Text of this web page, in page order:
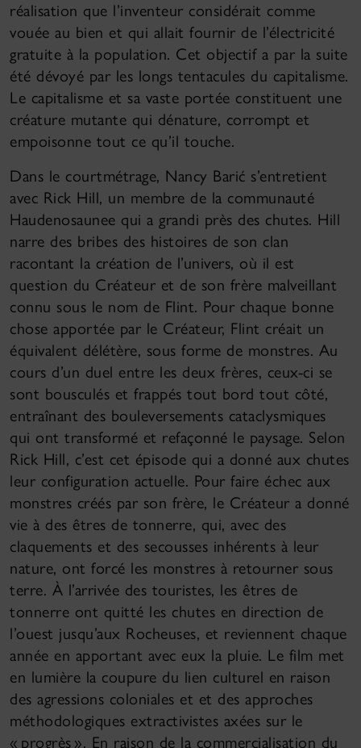
réalisation que l’inventeur considérait comme
vouée au bien et qui allait fournir de l’électricité
gratuite à la population. Cet objectif a par la suite
été dévoyé par les longs tentacules du capitalisme.
Le capitalisme et sa vaste portée constituent une
créature mutante qui dénature, corrompt et
empoisonne tout ce qu’il touche.
Dans le courtmétrage, Nancy Barić s’entretient
avec Rick Hill, un membre de la communauté
Haudenosaunee qui a grandi près des chutes. Hill
narre des bribes des histoires de son clan
racontant la création de l’univers, où il est
question du Créateur et de son frère malveillant
connu sous le nom de Flint. Pour chaque bonne
chose apportée par le Créateur, Flint créait un
équivalent délétère, sous forme de monstres. Au
cours d’un duel entre les deux frères, ceux-ci se
sont bousculés et frappés tout bord tout côté,
entraînant des bouleversements cataclysmiques
qui ont transformé et refaçonné le paysage. Selon
Rick Hill, c’est cet épisode qui a donné aux chutes
leur configuration actuelle. Pour faire échec aux
monstres créés par son frère, le Créateur a donné
vie à des êtres de tonnerre, qui, avec des
claquements et des secousses inhérents à leur
nature, ont forcé les monstres à retourner sous
terre. À l’arrivée des touristes, les êtres de
tonnerre ont quitté les chutes en direction de
l’ouest jusqu’aux Rocheuses, et reviennent chaque
année en apportant avec eux la pluie. Le film met
en lumière la coupure du lien culturel en raison
des agressions coloniales et et des approches
méthodologiques extractivistes axées sur le
« progrès ». En raison de la commercialisation du